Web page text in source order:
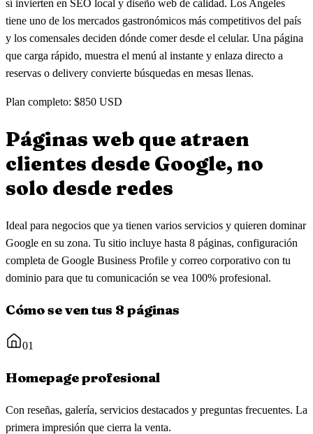
sí invierten en SEO local y diseño web de calidad. Los Angeles
tiene uno de los mercados gastronómicos más competitivos del país
y los comensales deciden dónde comer desde el celular. Una página
que carga rápido, muestra el menú al instante y enlaza directo a
reservas o delivery convierte búsquedas en mesas llenas.
Plan completo: $850 USD
Páginas web que atraen
clientes desde Google, no
solo desde redes
Ideal para negocios que ya tienen varios servicios y quieren dominar
Google en su zona. Tu sitio incluye hasta 8 páginas, configuración
completa de Google Business Profile y correo corporativo con tu
dominio para que tu comunicación se vea 100% profesional.
Cómo se ven tus 8 páginas
01
Homepage profesional
Con reseñas, galería, servicios destacados y preguntas frecuentes. La
primera impresión que cierra la venta.